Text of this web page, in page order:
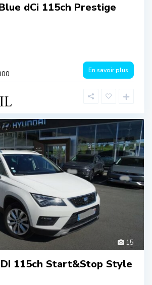
dCi 115ch Prestige
En savoir plus
15
115ch Start&Stop Style